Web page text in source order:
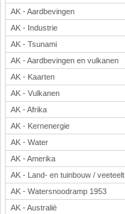
Kunst en Cultuur
Levensbeschouwing
Lichamelijke opvoeding
Muziek
Natuurkunde
Nederlands
Rekenen
Scheikunde
Sport
Techniek
Verkeer
Wiskunde
AK - Aardbevingen
AK - Industrie
AK - Tsunami
AK - Aardbevingen en vulkanen
AK - Kaarten
AK - Vulkanen
AK - Afrika
AK - Kernenergie
AK - Water
AK - Amerika
AK - Land- en tuinbouw / veeteelt
AK - Watersnoodramp 1953
AK - Australië